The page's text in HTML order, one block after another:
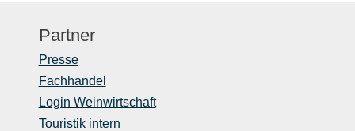
Partner
Presse
Fachhandel
Login Weinwirtschaft
Touristik intern